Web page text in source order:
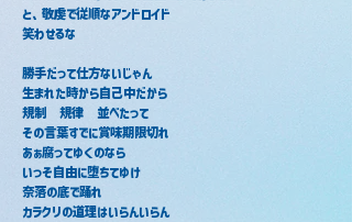
と、敬虔で従順なアンドロイド
笑わせるな
勝手だって仕方ないじゃん
生まれた時から自己中だから
規制　規律　並べたって
その言葉すでに賞味期限切れ
あぁ腐ってゆくのなら
いっそ自由に堕ちてゆけ
奈落の底で踊れ
カラクリの道理はいらんいらん